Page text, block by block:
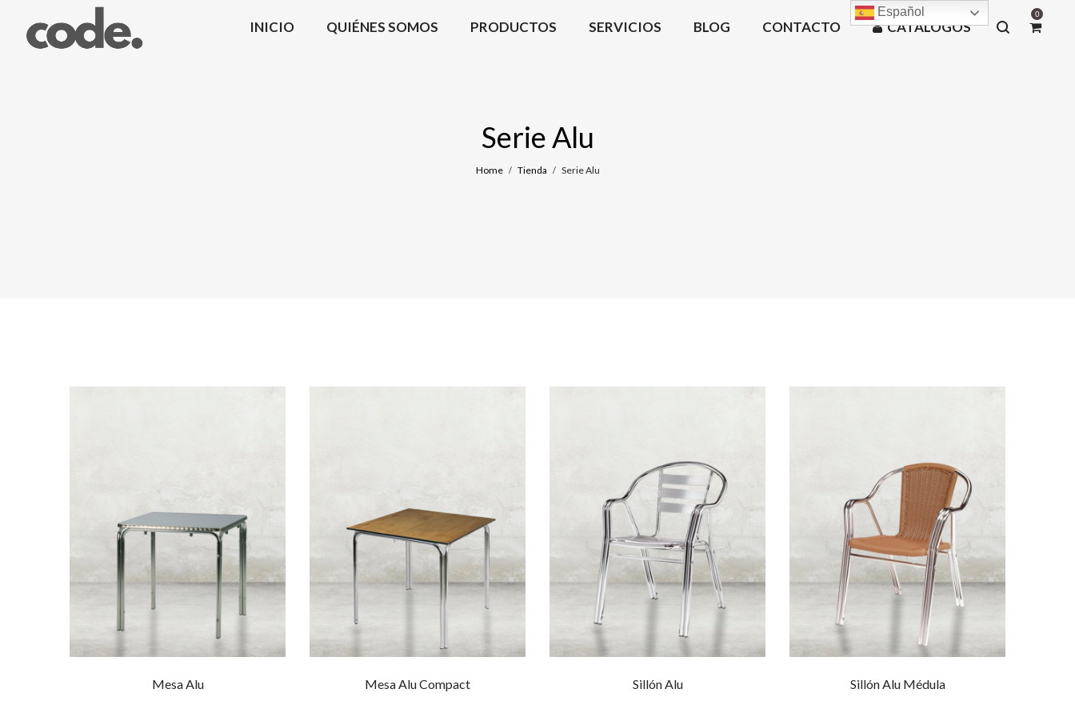
INICIO QUIÉNES SOMOS PRODUCTOS SERVICIOS BLOG CONTACTO CATÁLOGOS
0
Serie Alu
Home / Tienda / Serie Alu
Mesa Alu Mesa Alu Compact Sillón Alu Sillón Alu Médula
Español